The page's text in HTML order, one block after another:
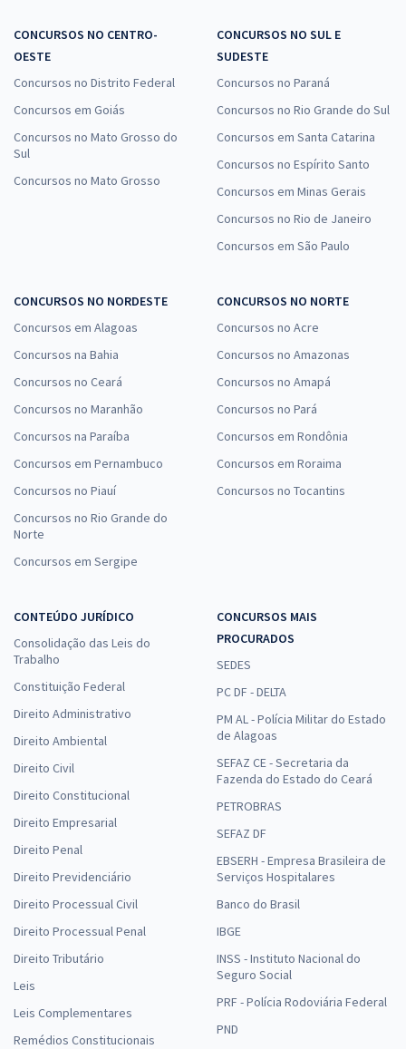
CONCURSOS NO CENTRO-
OESTE
Concursos no Distrito Federal
Concursos em Goiás
Concursos no Mato Grosso do
Sul
Concursos no Mato Grosso
CONCURSOS NO SUL E
SUDESTE
Concursos no Paraná
Concursos no Rio Grande do Sul
Concursos em Santa Catarina
Concursos no Espírito Santo
Concursos em Minas Gerais
Concursos no Rio de Janeiro
Concursos em São Paulo
CONCURSOS NO NORDESTE
Concursos em Alagoas
Concursos na Bahia
Concursos no Ceará
Concursos no Maranhão
Concursos na Paraíba
Concursos em Pernambuco
Concursos no Piauí
Concursos no Rio Grande do
Norte
Concursos em Sergipe
CONCURSOS NO NORTE
Concursos no Acre
Concursos no Amazonas
Concursos no Amapá
Concursos no Pará
Concursos em Rondônia
Concursos em Roraima
Concursos no Tocantins
CONTEÚDO JURÍDICO
Consolidação das Leis do
Trabalho
Constituição Federal
Direito Administrativo
Direito Ambiental
Direito Civil
Direito Constitucional
Direito Empresarial
Direito Penal
Direito Previdenciário
Direito Processual Civil
Direito Processual Penal
Direito Tributário
Leis
Leis Complementares
Remédios Constitucionais
CONCURSOS MAIS
PROCURADOS
SEDES
PC DF - DELTA
PM AL - Polícia Militar do Estado
de Alagoas
SEFAZ CE - Secretaria da
Fazenda do Estado do Ceará
PETROBRAS
SEFAZ DF
EBSERH - Empresa Brasileira de
Serviços Hospitalares
Banco do Brasil
IBGE
INSS - Instituto Nacional do
Seguro Social
PRF - Polícia Rodoviária Federal
PND